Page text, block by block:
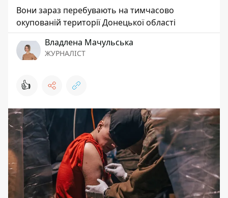
Вони зараз перебувають на тимчасово
окупованій території Донецької області
Владлена Мачульська
ЖУРНАЛІСТ
👍